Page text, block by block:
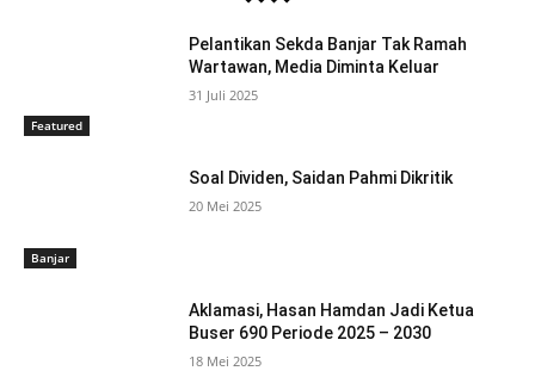
Featured
Pelantikan Sekda Banjar Tak Ramah
Wartawan, Media Diminta Keluar
31 Juli 2025
Banjar
Soal Dividen, Saidan Pahmi Dikritik
20 Mei 2025
Aklamasi, Hasan Hamdan Jadi Ketua
Buser 690 Periode 2025 – 2030
18 Mei 2025